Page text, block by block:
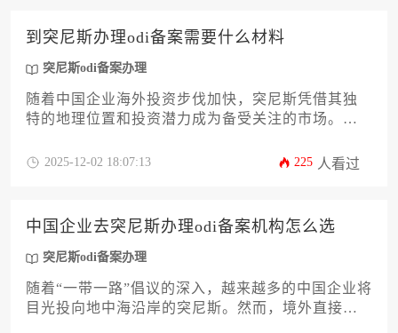
到突尼斯办理odi备案需要什么材料
突尼斯odi备案办理
随着中国企业海外投资步伐加快，突尼斯凭借其独
特的地理位置和投资潜力成为备受关注的市场。对
成境外直接投资备案（Overseas Direct Investment，
策略，帮助企业高效完成合规流程。文章基于最新
政策框架，结合实操经验，为企业家和高管提供一
站式指导方案。
2025-12-02 18:07:13 225 人看过
中国企业去突尼斯办理odi备案机构怎么选
突尼斯odi备案办理
随着“一带一路”倡议的深入，越来越多的中国企业将
目光投向地中海沿岸的突尼斯。然而，境外直接投